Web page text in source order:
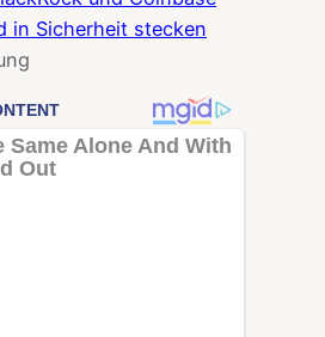
in Sicherheit stecken